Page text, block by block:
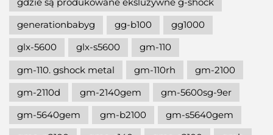
generationbabyg
gg-b100
gg1000
glx-5600
glx-s5600
gm-110
gm-110. gshock metal
gm-110rh
gm-2100
gm-2110d
gm-2140gem
gm-5600sg-9er
gm-5640gem
gm-b2100
gm-s5640gem